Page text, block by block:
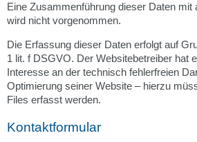
Eine Zusammenführung dieser Daten mit
wird nicht vorgenommen.
Die Erfassung dieser Daten erfolgt auf
1 lit. f DSGVO. Der Websitebetreiber hat
Interesse an der technisch fehlerfreien
Optimierung seiner Website – hierzu
Files erfasst werden.
Kontaktformular